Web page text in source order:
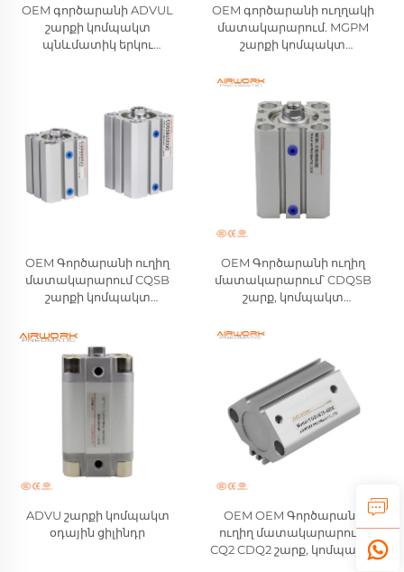
OEM գործարանի ADVUL
շարքի կոմպակտ
պնևմատիկ երկու
արտադրող
OEM գործարանի ուղղակի
մատակարարում. MGPM
շարքի կոմպակտ
արտադրող. երկու
սահող սայլակով ուղղիչ
օդային շարժիչ,
համատեղելի SMC-ի հետ
OEM Գործարանի ուղիղ
մատակարարում CQSB
շարքի կոմպակտ
արտադրող. Երկու
ուղղությամբ աշխատող,
մեկ ձողով սեղմված օդի
շարժիչներ՝ SMC-ի
համատեղելի
OEM Գործարանի ուղիղ
մատակարարում՝ CDQSB
շարք, կոմպակտ
գործողությամբ, մեկ ձողով
SMC-ի հետ
ADVU շարքի կոմպակտ
օդային ցիլինդր
OEM OEM Գործարանի
ուղիղ մատակարարում՝
CQ2 CDQ2 շարք, կոմպակտ